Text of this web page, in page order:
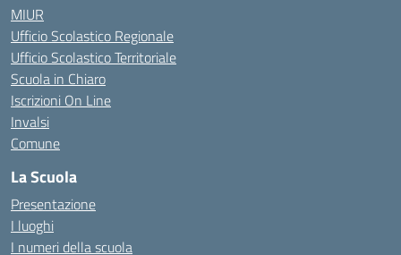
MIUR
Ufficio Scolastico Regionale
Ufficio Scolastico Territoriale
Scuola in Chiaro
Iscrizioni On Line
Invalsi
Comune
La Scuola
Presentazione
I luoghi
I numeri della scuola